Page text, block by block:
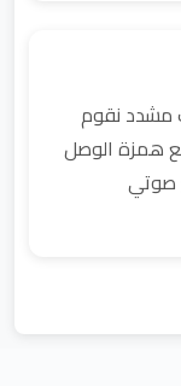
مشدد نقوم
همزة الوصل
صوتي